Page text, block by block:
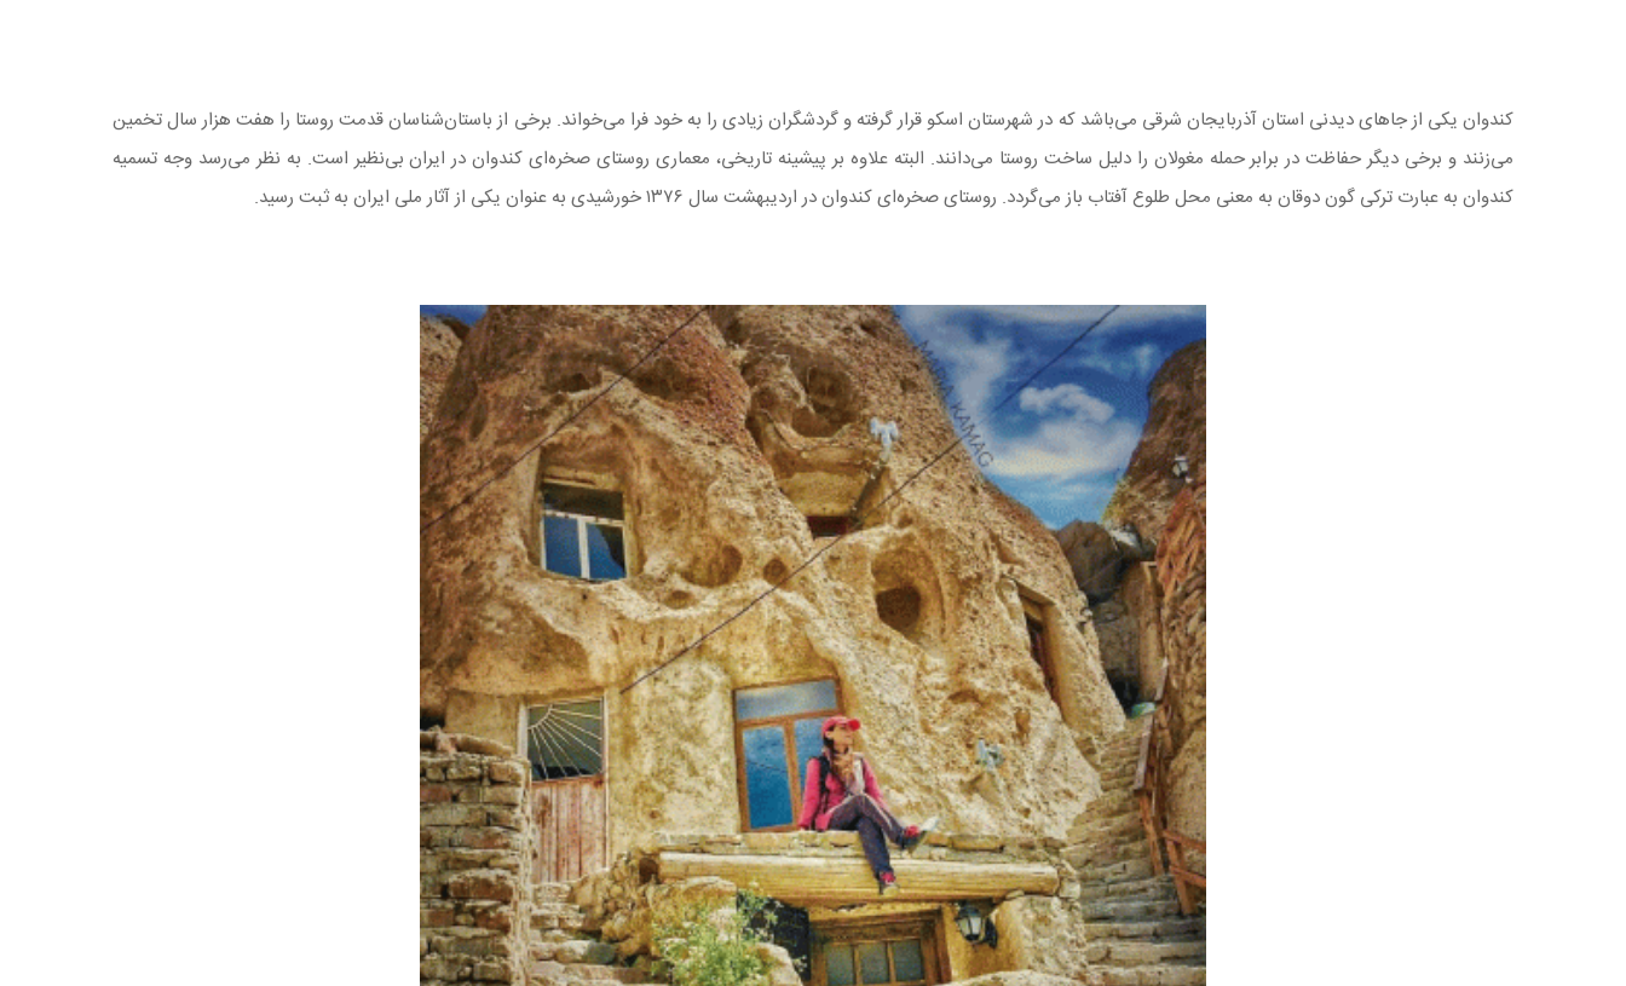
کندوان یکی از جا‌های دیدنی استان آذربایجان شرقی می‌باشد که در شهرستان اسکو قرار گرفته و گردشگران زیادی را به خود فرا می‌خواند. برخی از باستان‌شناسان قدمت روستا را هفت هزار سال تخمین
می‌زنند و برخی دیگر حفاظت در برابر حمله مغولان را دلیل ساخت روستا می‌دانند. البته علاوه بر پیشینه تاریخی، معماری روستای صخره‌ای کندوان در ایران بی‌نظیر است. به نظر می‌رسد وجه تسمیه
کندوان به عبارت ترکی گون دوقان به معنی محل طلوع آفتاب باز می‌گردد. روستای صخره‌ای کندوان در اردیبهشت سال ۱۳۷۶ خورشیدی به عنوان یکی از آثار ملی ایران به ثبت رسید.